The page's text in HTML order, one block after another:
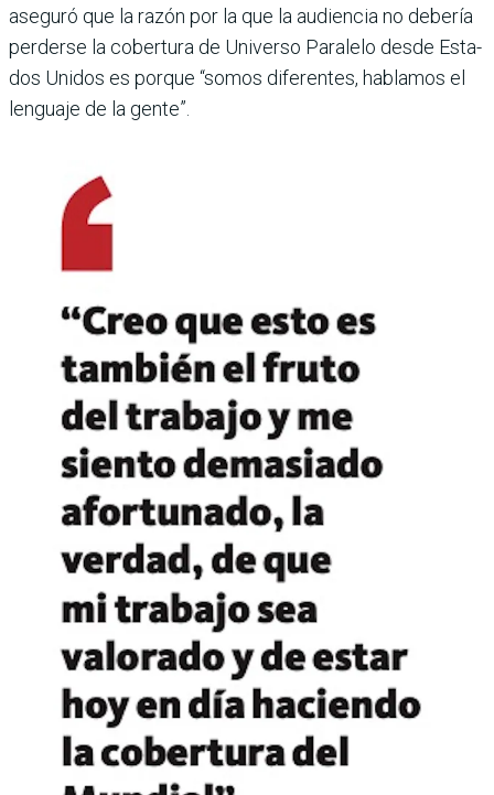
aseguró que la razón por la que la audiencia no debería
per­derse la cobertura de Uni­verso Paralelo desde Esta­
dos Unidos es porque “somos diferentes, hablamos el
len­guaje de la gente”.